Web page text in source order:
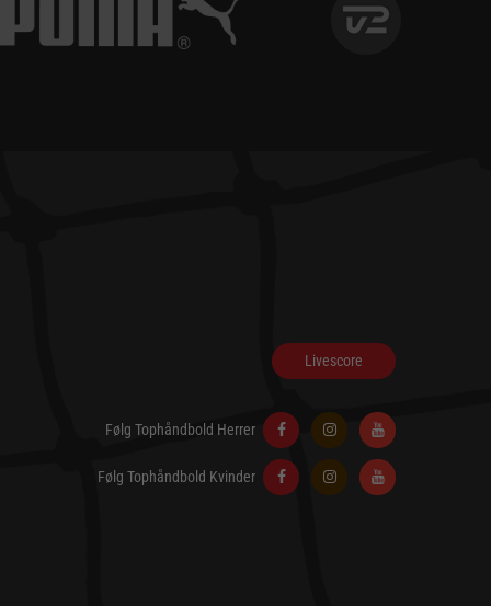
Livescore
Følg Tophåndbold Herrer
Følg Tophåndbold Kvinder